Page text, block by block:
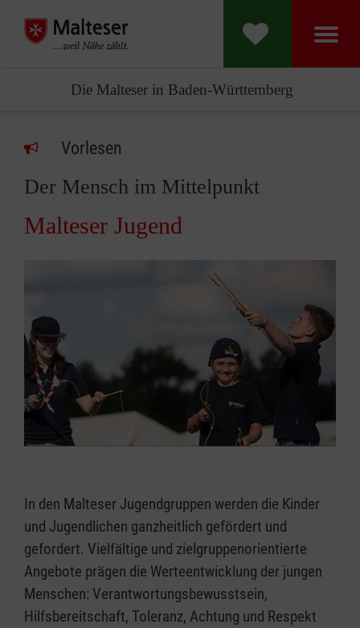
Die Malteser in Baden-Württemberg
Vorlesen
Der Mensch im Mittelpunkt
Malteser Jugend
In den Malteser Jugendgruppen werden die Kinder
und Jugendlichen ganzheitlich gefördert und
gefordert. Vielfältige und zielgruppenorientierte
Angebote prägen die Werteentwicklung der jungen
Menschen: Verantwortungsbewusstsein,
Hilfsbereitschaft, Toleranz, Achtung und Respekt